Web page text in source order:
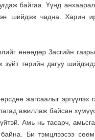
байгаа. Үүнд
шийдэж чадна. Харин
өнөөдөр Засгийн
зүйт төрийн дагуу
жагсаалыг
ажиллаж байсан
Амь нь тасарч,
Би тэмцлээсээ